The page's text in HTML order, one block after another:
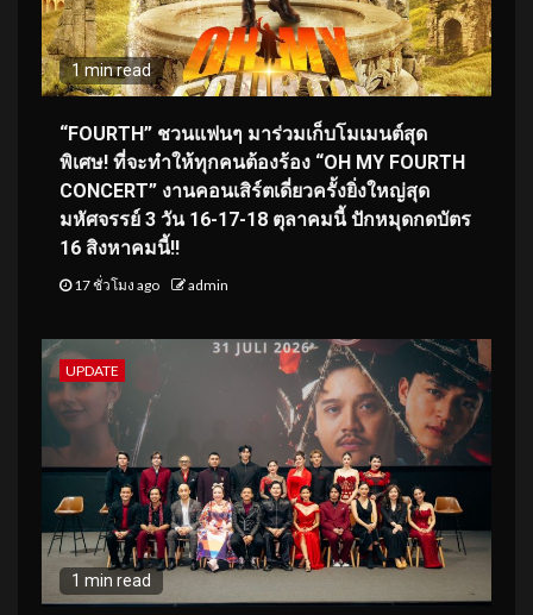
1 min read
“FOURTH” ชวนแฟนๆ มาร่วมเก็บโมเมนต์สุด
พิเศษ! ที่จะทำให้ทุกคนต้องร้อง “OH MY FOURTH
CONCERT” งานคอนเสิร์ตเดี่ยวครั้งยิ่งใหญ่สุด
มหัศจรรย์ 3 วัน 16-17-18 ตุลาคมนี้ ปักหมุดกดบัตร
16 สิงหาคมนี้!!
17 ชั่วโมง ago admin
UPDATE
1 min read